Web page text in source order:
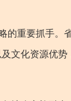
重要抓手。
文化资源优